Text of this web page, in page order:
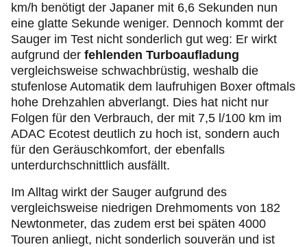
km/h benötigt der Japaner mit 6,6 Sekunden nun
eine glatte Sekunde weniger. Dennoch kommt der
Sauger im Test nicht sonderlich gut weg: Er wirkt
aufgrund der fehlenden Turboaufladung
vergleichsweise schwachbrüstig, weshalb die
stufenlose Automatik dem laufruhigen Boxer oftmals
hohe Drehzahlen abverlangt. Dies hat nicht nur
Folgen für den Verbrauch, der mit 7,5 l/100 km im
ADAC Ecotest deutlich zu hoch ist, sondern auch
für den Geräuschkomfort, der ebenfalls
unterdurchschnittlich ausfällt.
Im Alltag wirkt der Sauger aufgrund des
vergleichsweise niedrigen Drehmoments von 182
Newtonmeter, das zudem erst bei späten 4000
Touren anliegt, nicht sonderlich souverän und ist